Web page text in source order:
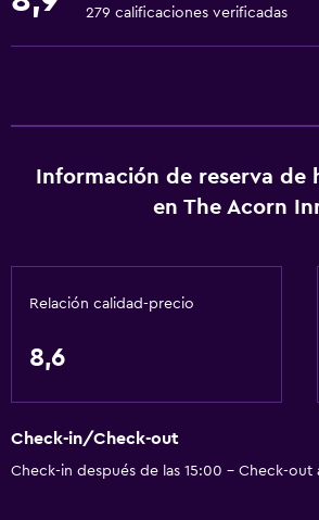
Wifi gratis
Wifi disponible en todas las
Extinguidor
Alarma de humo
Comedor
Restaurante
Bar/lounge
279 calificaciones verificadas
Información de reserva de
en The Acorn
Relación calidad-precio
8,6
Check-in/Check-out
Check-in después de las 15:00 - Check-out